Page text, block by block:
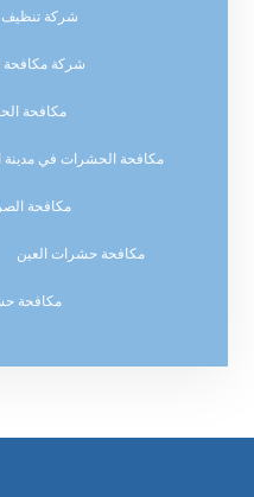
شركة تنظيف
شركة مكافحة
مكافحة
مكافحة الحشرات في مدينة
مكافحة
مكافحة حشرات العين
مكافحة